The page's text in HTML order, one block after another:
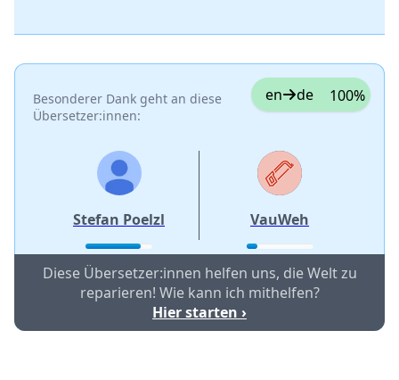
Besonderer Dank geht an diese
Übersetzer:innen:
en de 100%
Stefan Poelzl VauWeh
Diese Übersetzer:innen helfen uns, die Welt zu
reparieren! Wie kann ich mithelfen?
Hier starten ›